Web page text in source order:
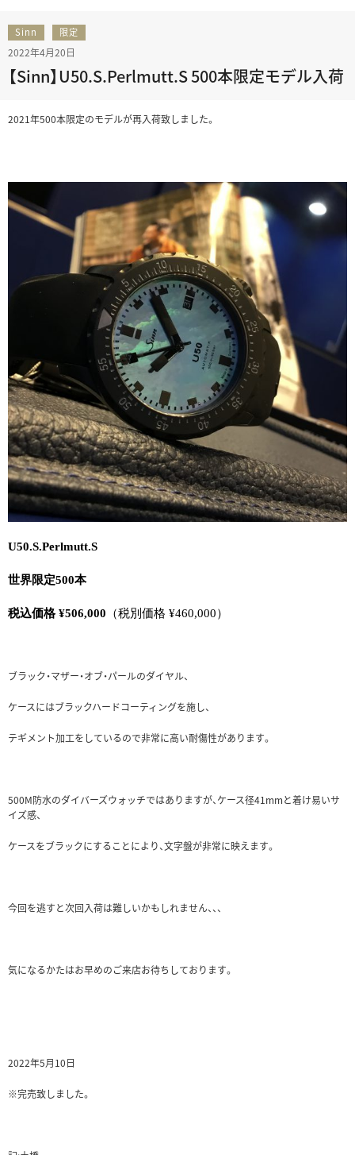
Sinn 限定
2022年4月20日
【Sinn】U50.S.Perlmutt.S 500本限定モデル入荷
2021年500本限定のモデルが再入荷致しました。
U50.S.Perlmutt.S
世界限定500本
税込価格 ¥506,000 （税別価格 ¥460,000）
ブラック・マザー・オブ・パールのダイヤル、
ケースにはブラックハードコーティングを施し、
テギメント加工をしているので非常に高い耐傷性があります。
500M防水のダイバーズウォッチではありますが、ケース径41mmと着け易いサ
イズ感、
ケースをブラックにすることにより、文字盤が非常に映えます。
今回を逃すと次回入荷は難しいかもしれません、、、
気になるかたはお早めのご来店お待ちしております。
2022年5月10日
※完売致しました。